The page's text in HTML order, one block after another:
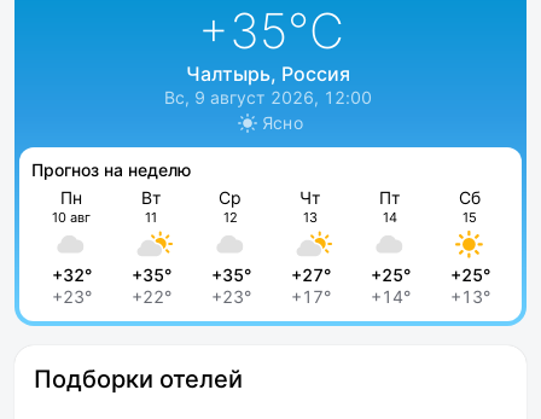
+35°C
Чалтырь, Россия
Вс, 9 август 2026, 12:00
Ясно
Прогноз на неделю
Пн
10 авг
+32°
+23°
Вт
11
+35°
+22°
Ср
12
+35°
+23°
Чт
13
+27°
+17°
Пт
14
+25°
+14°
Сб
15
+25°
+13°
Подборки отелей